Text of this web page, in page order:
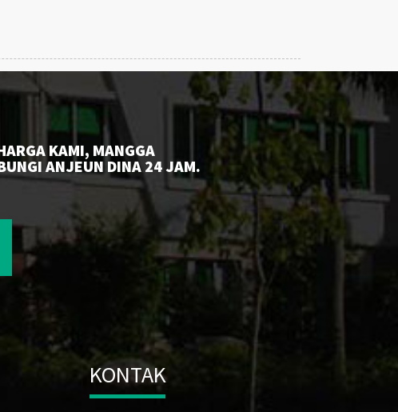
KAMI, MANGGA
ANJEUN DINA 24 JAM.
KONTAK